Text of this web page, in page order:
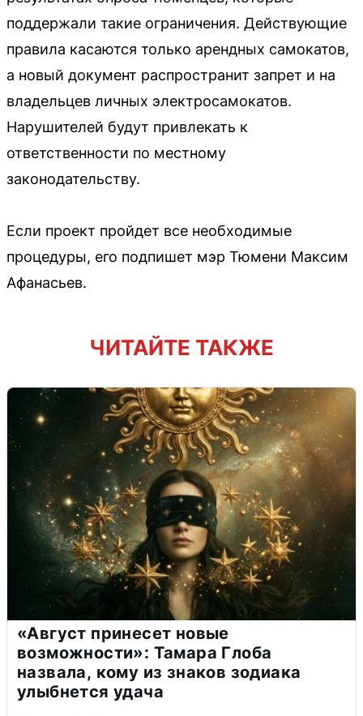
поддержали такие ограничения. Действующие
правила касаются только арендных самокатов,
а новый документ распространит запрет и на
владельцев личных электросамокатов.
Нарушителей будут привлекать к
ответственности по местному
законодательству.
Если проект пройдет все необходимые
процедуры, его подпишет мэр Тюмени Максим
Афанасьев.
ЧИТАЙТЕ ТАКЖЕ
«Август принесет новые
возможности»: Тамара Глоба
назвала, кому из знаков зодиака
улыбнется удача